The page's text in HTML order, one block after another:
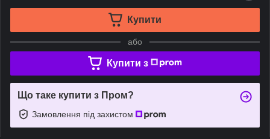
Купити
або
Купити з
Що таке купити з Пром?
Замовлення під захистом